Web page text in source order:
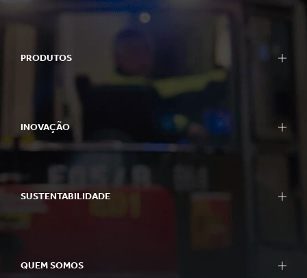
PRODUTOS
INOVAÇÃO
SUSTENTABILIDADE
QUEM SOMOS